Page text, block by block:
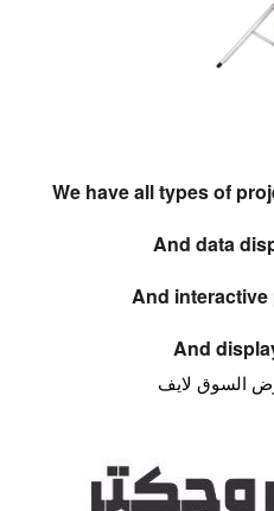
We have all types of
And data
And
And
السوق لايف